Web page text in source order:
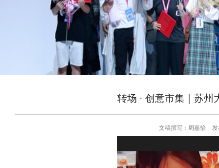
转场 · 创意市集｜苏州
文稿撰写：周嘉怡